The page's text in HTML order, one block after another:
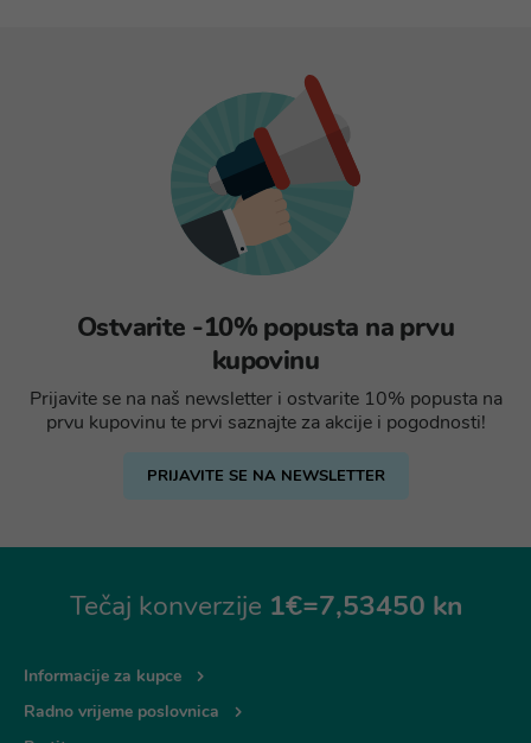
Ostvarite -10% popusta na prvu
kupovinu
Prijavite se na naš newsletter i ostvarite 10% popusta na
prvu kupovinu te prvi saznajte za akcije i pogodnosti!
PRIJAVITE SE NA NEWSLETTER
Tečaj konverzije 1€=7,53450 kn
Informacije za kupce
Radno vrijeme poslovnica